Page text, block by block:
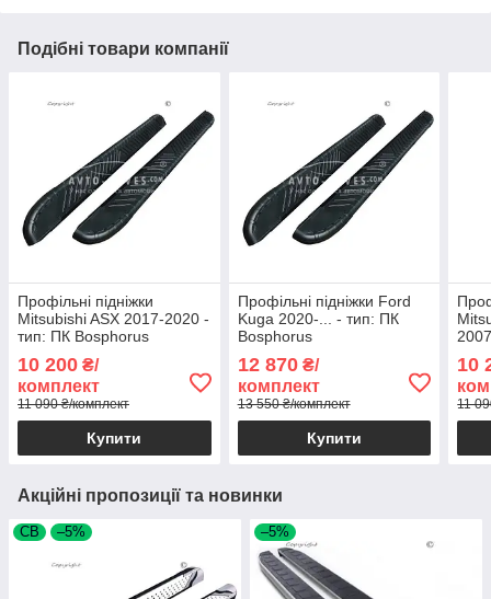
Подібні товари компанії
Профільні підніжки
Mitsubishi ASX 2017-2020 -
тип: ПК Bosphorus
10 200 ₴/
комплект
11 090 ₴/комплект
Купити
Профільні підніжки Ford
Kuga 2020-... - тип: ПК
Bosphorus
12 870₴/
комплект
13 550 ₴/комплект
Купити
10
11
Акційні пропозиції та новинки
СВ –5% –5%